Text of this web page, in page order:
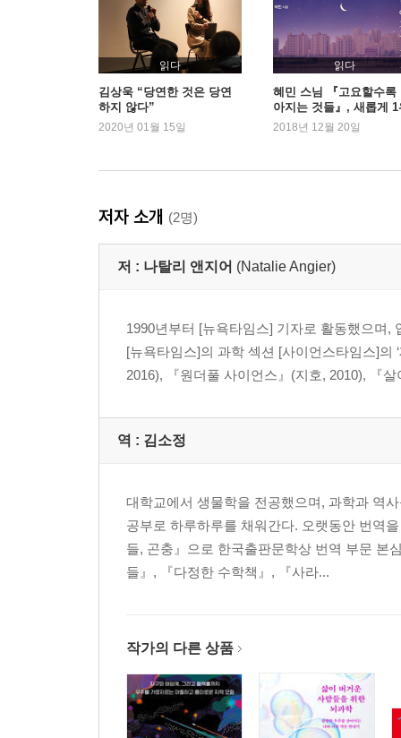
읽다
김상욱 “당연한 것은 당연
하지 않다”
2020년 01월 15일
읽다
혜민 스님 『고요할수록
아지는 것들』, 새롭게 1
등극
2018년 12월 20일
저자 소개 (2명)
저 : 나탈리 앤지어 (Natalie Angier)
1990년부터 [뉴욕타임스] 기자로 활동했으며,
[뉴욕타임스]의 과학 섹션 [사이언스타임스]의
2016), 『원더풀 사이언스』(지호, 2010), 『
역 : 김소정
대학교에서 생물학을 전공했으며, 과학과 역
공부로 하루하루를 채워간다. 오랫동안 번역
들, 곤충』으로 한국출판문학상 번역 부문 본
들』, 『다정한 수학책』, 『사라...
작가의 다른 상품